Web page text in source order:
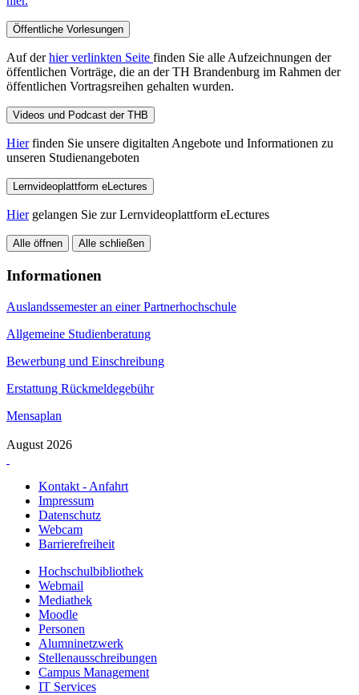
Öffentliche Vorlesungen
Auf derhier verlinkten Seite finden Sie alle Aufzeichnungen der
öffentlichen Vorträge, die an der TH Brandenburg im Rahmen der
öffentlichen Vortragsreihen gehalten wurden.
Videos und Podcast der THB
Hierfinden Sie unsere digitalten Angebote und Informationen zu
unseren Studienangeboten
Lernvideoplattform eLectures
Hiergelangen Sie zur Lernvideoplattform eLectures
Alle öffnen Alle schließen
Informationen
Auslandssemester an einer Partnerhochschule
Allgemeine Studienberatung
Bewerbung und Einschreibung
Erstattung Rückmeldegebühr
Mensaplan
August 2026
Kontakt - Anfahrt
Impressum
Datenschutz
Webcam
Barrierefreiheit
Hochschulbibliothek
Webmail
Mediathek
Moodle
Personen
Alumninetzwerk
Stellenausschreibungen
Campus Management
IT Services